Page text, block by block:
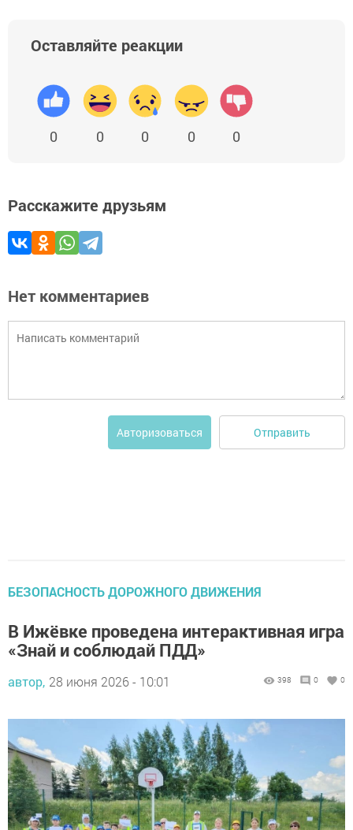
Оставляйте реакции
0 0 0 0 0
Расскажите друзьям
Нет комментариев
Авторизоваться Отправить
БЕЗОПАСНОСТЬ ДОРОЖНОГО ДВИЖЕНИЯ
В Ижёвке проведена интерактивная игра
«Знай и соблюдай ПДД»
автор, 28 июня 2026 - 10:01 398 0 0